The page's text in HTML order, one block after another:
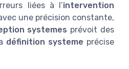
liées à l’intervention
une précision constante,
systemes prévoit des
définition systeme précise